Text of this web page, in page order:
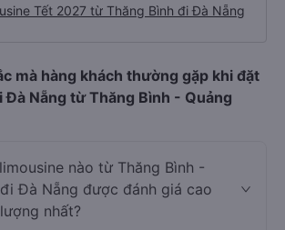
Tết 2027 từ Thăng Bình đi Đà Nẵng
mà hàng khách thường gặp khi đặt
Nẵng từ Thăng Bình - Quảng
nào từ Thăng Bình -
Đà Nẵng được đánh giá cao
nhất?